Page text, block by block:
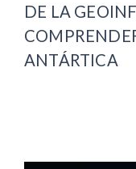
DE LA
ANTÁRTICA